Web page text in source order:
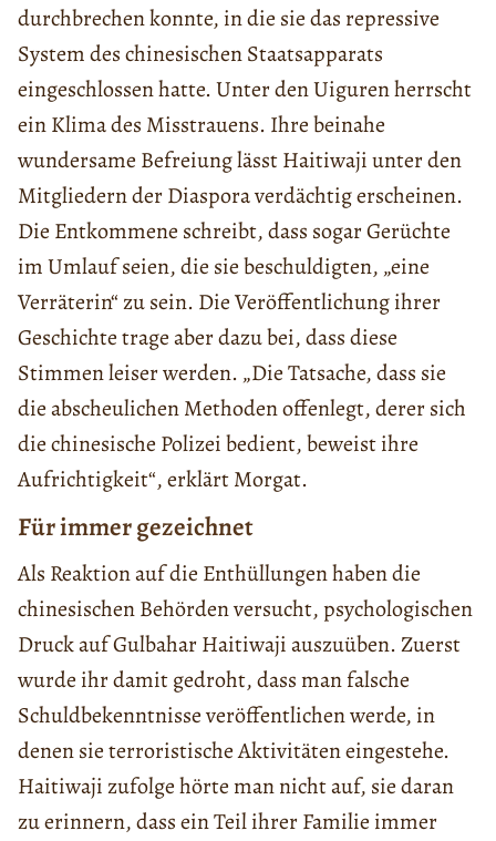
durchbrechen konnte, in die sie das repressive
System des chinesischen Staatsapparats
eingeschlossen hatte. Unter den Uiguren herrscht
ein Klima des Misstrauens. Ihre beinahe
wundersame Befreiung lässt Haitiwaji unter den
Mitgliedern der Diaspora verdächtig erscheinen.
Die Entkommene schreibt, dass sogar Gerüchte
im Umlauf seien, die sie beschuldigten, „eine
Verräterin“ zu sein. Die Veröffentlichung ihrer
Geschichte trage aber dazu bei, dass diese
Stimmen leiser werden. „Die Tatsache, dass sie
die abscheulichen Methoden offenlegt, derer sich
die chinesische Polizei bedient, beweist ihre
Aufrichtigkeit“, erklärt Morgat.
Für immer gezeichnet
Als Reaktion auf die Enthüllungen haben die
chinesischen Behörden versucht, psychologischen
Druck auf Gulbahar Haitiwaji auszuüben. Zuerst
wurde ihr damit gedroht, dass man falsche
Schuldbekenntnisse veröffentlichen werde, in
denen sie terroristische Aktivitäten eingestehe.
Haitiwaji zufolge hörte man nicht auf, sie daran
zu erinnern, dass ein Teil ihrer Familie immer